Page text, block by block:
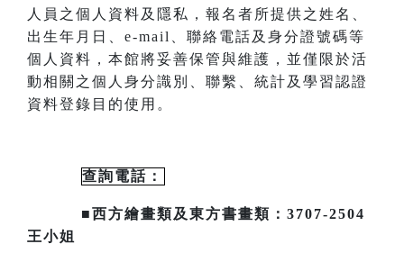
人員之個人資料及隱私，報名者所提供之姓名、
出生年月日、 e-mail
、聯絡電話及身分證號碼等
個人資料，本館將妥善保管與維護，並僅限於活
動相關之個人身分識別、聯繫、統計及 學習認證
資料登錄目的使用。
查詢電話：
■西方繪畫類及東方書畫類：3707-2504
王小姐